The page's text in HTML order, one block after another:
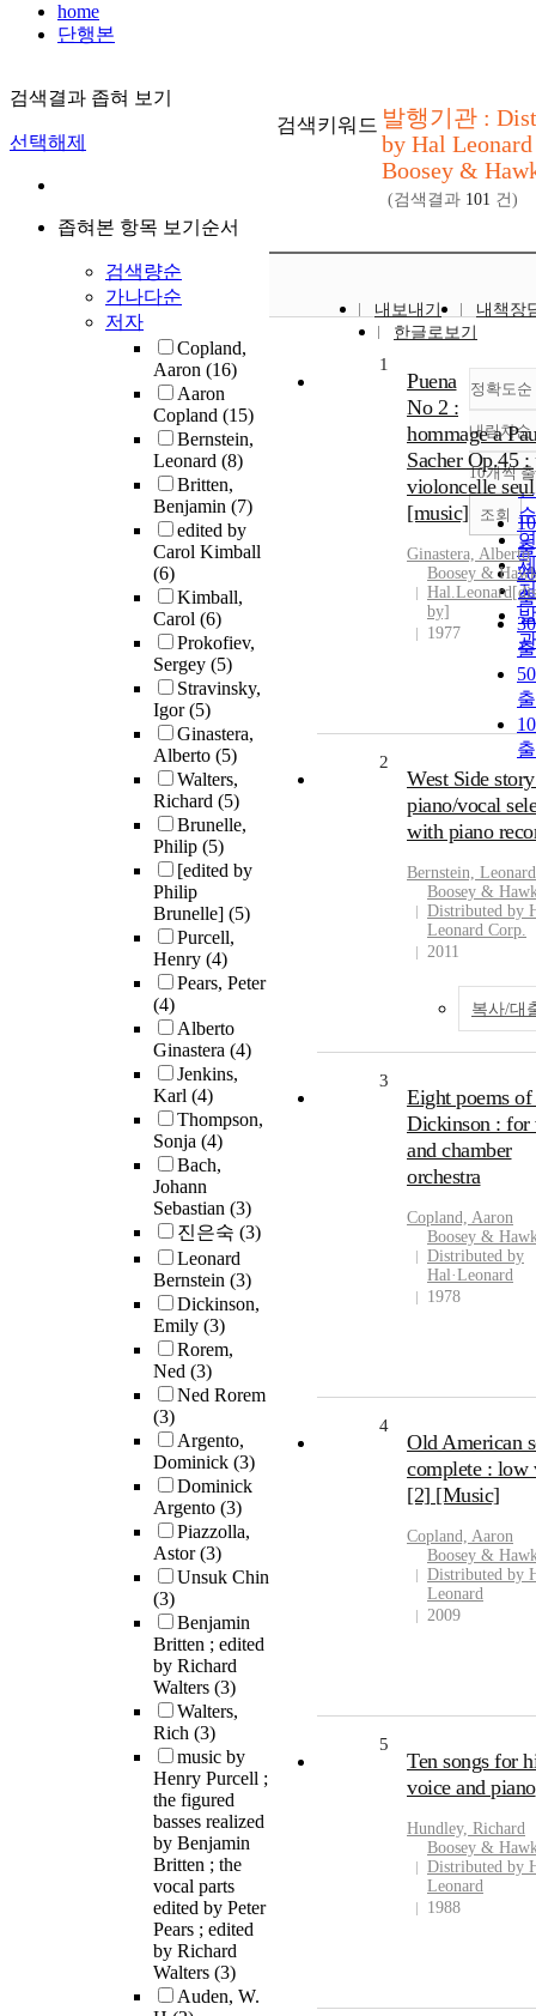
home
단행본
검색결과 좁혀 보기
선택해제
좁혀본 항목 보기순서
검색량순
가나다순
저자
Copland,
Aaron (16)
Aaron
Copland (15)
Bernstein,
Leonard (8)
Britten,
Benjamin (7)
edited by
Carol Kimball
(6)
Kimball,
Carol (6)
Prokofiev,
Sergey (5)
Stravinsky,
Igor(5)
Ginastera,
Alberto (5)
Walters,
Richard (5)
Brunelle,
Philip (5)
[edited by
Philip
Brunelle] (5)
Purcell,
Henry (4)
Pears, Peter
(4)
Alberto
Ginastera (4)
Jenkins,
Karl (4)
Thompson,
Sonja (4)
Bach,
Johann
Sebastian (3)
진은숙 (3)
Leonard
Bernstein (3)
Dickinson,
Emily (3)
Rorem,
Ned (3)
Ned Rorem
(3)
Argento,
Dominick (3)
Dominick
Argento (3)
Piazzolla,
Astor(3)
Unsuk Chin
(3)
Benjamin
Britten ; edited
by Richard
Walters (3)
Walters,
Rich (3)
music by
Henry Purcell ;
the figured
basses realized
by Benjamin
Britten ; the
vocal parts
edited by Peter
Pears ; edited
by Richard
Walters (3)
Auden, W.
검색키워드 발행기관 :
by Hal Leonard
Boosey &
(검색결과 101 건)
내보내기
내책장
한글로보기
정확도순
순
순
내림차순
10개씩
조회
1
Puena
No 2 :
hommage a
Sacher Op.45 :
violoncelle seul
[music]
Ginastera, Alberto
Boosey &
by]
1977
2
West Side
piano/vocal
with piano
Bernstein, Leonard
Boosey &
Distributed by
Leonard Corp.
2011
복사/대
3
Eight poems
Dickinson : for
and chamber
orchestra
Copland, Aaron
Boosey &
Distributed by
Hal·Leonard
1978
4
Old American
complete : low
[2] [Music]
Copland, Aaron
Boosey &
Distributed by
Leonard
2009
5
Ten songs for
voice and piano
Hundley, Richard
Boosey &
Distributed by
Leonard
1988